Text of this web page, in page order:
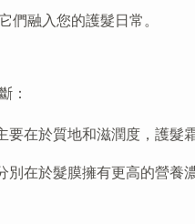
們融入您的護髮日常。
：
要在於質地和滋潤度，護
別在於髮膜擁有更高的營